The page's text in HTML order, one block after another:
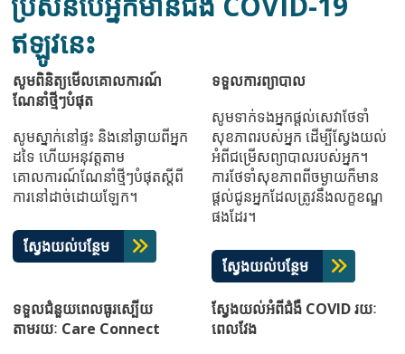
ឥឡូវនេះ
សូមពិនិត្យមើលគោលការណ៍
ណែនាំថ្មីៗបំផុត
សូមស្នាក់នៅផ្ទះ និងនៅឆ្ងាយពីអ្នក
ដទៃ ហើយអនុវត្តតាម
គោលការណ៍ណែនាំថ្មីៗបំផុតស្ដីពី
ការនៅដាច់ដោយឡែក។
ស្វែងយល់បន្ថែម
ទទួលការព្យាបាល
សូមទាក់ទងអ្នកផ្តល់សេវាថែទាំ
សុខភាពរបស់អ្នក ដើម្បីស្វែងយល់
អំពីជម្រើសព្យាបាលរបស់អ្នក។
ការថែទាំសុខភាពពីចម្ងាយក៏មាន
ផ្ដល់ជូនអ្នកដែលត្រូវនឹងលក្ខខណ្ឌ
ផងដែរ។
ស្វែងយល់បន្ថែម
ទទួលជំនួយពេលធូរស្បើយ
តាមរយៈ Care Connect
ស្វែងយល់អំពីជំងឺ COVID រយៈ
ពេលវែង